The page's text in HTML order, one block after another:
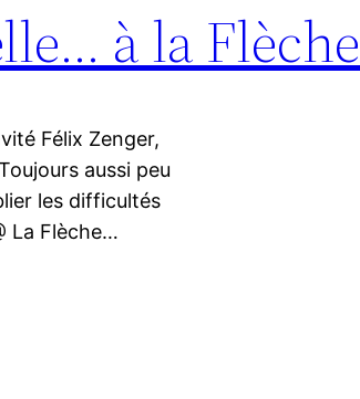
à la
Félix Zenger,
aussi peu
les difficultés
La Flèche…